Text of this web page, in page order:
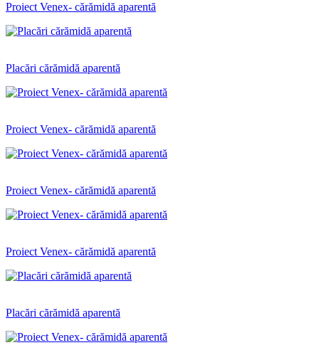
Proiect Venex- cărămidă aparentă
Placări cărămidă aparentă
Proiect Venex- cărămidă aparentă
Proiect Venex- cărămidă aparentă
Proiect Venex- cărămidă aparentă
Placări cărămidă aparentă